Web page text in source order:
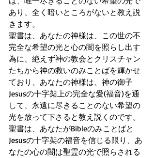
あり、全く暗いところがないと教え説
きます。
聖書は、あなたの神様は、この世の不
完全な希望の光と心の闇を照らし出す
為に、絶えず神の教会とクリスチャン
たちから神の救いのみことばを輝かせ
ており、あなたの神様は、神の御子
Jesusの十字架上の完全な愛(福音)を通
して、永遠に尽きることのない希望の
光を放って下さると教え説くのです。
聖書は、あなたがBibleのみことばと
Jesusの十字架の福音を信じる限り、あ
なたの心の闇は聖霊の光で照らされる